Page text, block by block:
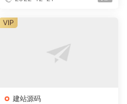
建站源码
VIP